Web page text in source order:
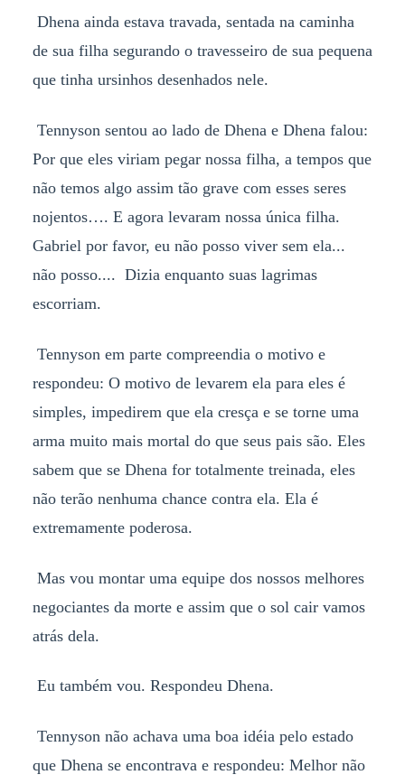
Dhena ainda estava travada, sentada na caminha
de sua filha segurando o travesseiro de sua pequena
que tinha ursinhos desenhados nele.
Tennyson sentou ao lado de Dhena e Dhena falou:
Por que eles viriam pegar nossa filha, a tempos que
não temos algo assim tão grave com esses seres
nojentos…. E agora levaram nossa única filha.
Gabriel por favor, eu não posso viver sem ela...
não posso.... Dizia enquanto suas lagrimas
escorriam.
Tennyson em parte compreendia o motivo e
respondeu: O motivo de levarem ela para eles é
simples, impedirem que ela cresça e se torne uma
arma muito mais mortal do que seus pais são. Eles
sabem que se Dhena for totalmente treinada, eles
não terão nenhuma chance contra ela. Ela é
extremamente poderosa.
Mas vou montar uma equipe dos nossos melhores
negociantes da morte e assim que o sol cair vamos
atrás dela.
Eu também vou. Respondeu Dhena.
Tennyson não achava uma boa idéia pelo estado
que Dhena se encontrava e respondeu: Melhor não